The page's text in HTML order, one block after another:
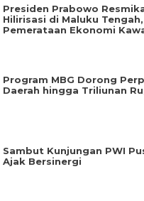
Presiden Prabowo
Hilirisasi di Maluku
Pemerataan Ekonomi
Program MBG Dorong
Daerah hingga Triliunan
Sambut Kunjungan PWI
Ajak Bersinergi